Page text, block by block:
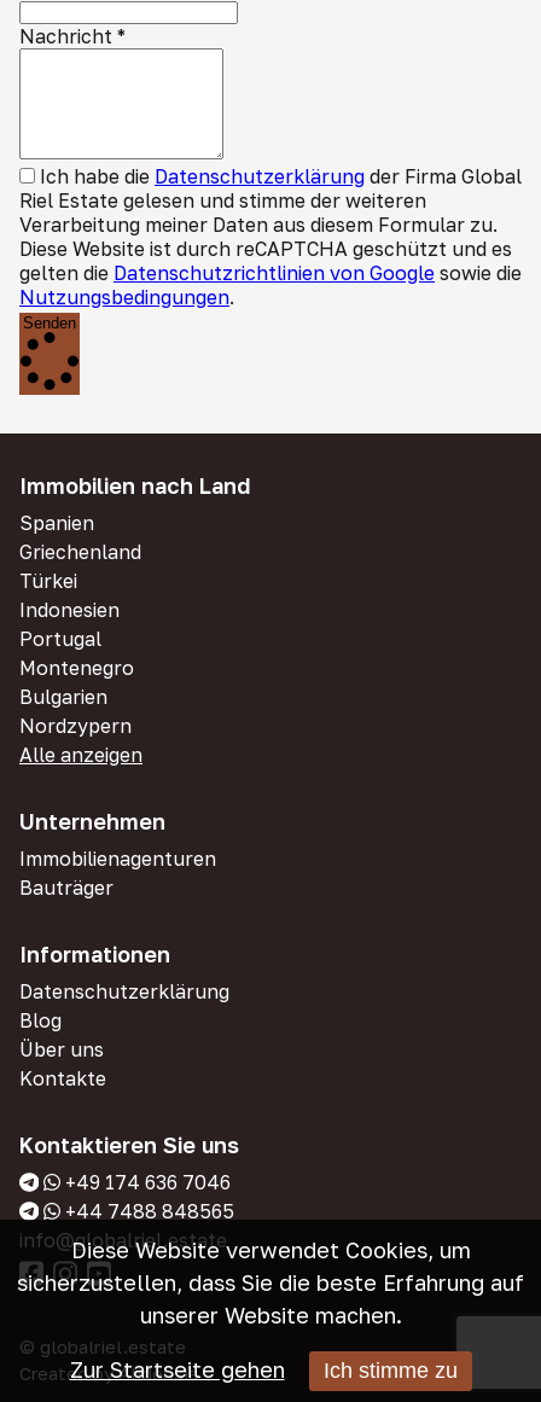
Nachricht *
Ich habe die Datenschutzerklärung der Firma Global
Riel Estate gelesen und stimme der weiteren
Verarbeitung meiner Daten aus diesem Formular zu.
Diese Website ist durch reCAPTCHA geschützt und es
gelten die Datenschutzrichtlinien von Google sowie die
Nutzungsbedingungen.
Senden
Immobilien nach Land
Spanien
Griechenland
Türkei
Indonesien
Portugal
Montenegro
Bulgarien
Nordzypern
Alle anzeigen
Unternehmen
Immobilienagenturen
Bauträger
Informationen
Datenschutzerklärung
Blog
Über uns
Kontakte
Kontaktieren Sie uns
+49 174 636 7046
+44 7488 848565
info@globalriel.estate
© globalriel.estate
Created byAlidensia
Diese Website verwendet Cookies, um
sicherzustellen, dass Sie die beste Erfahrung auf
unserer Website machen.
Zur Startseite gehen Ich stimme zu